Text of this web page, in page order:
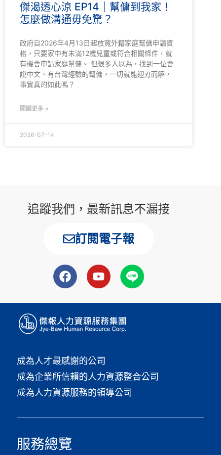
傑渴透心涼 EP14｜幫傭到我家！
怎麼做溝通毋免驚？
政府自2026年4月13日起放寬外籍家庭幫傭申請資
格，只要家中有未滿12歲兒童或符合相關條件，就
有機會申請家庭幫傭。 但很多人以為，找到一位會
說中文、有台灣經驗的幫傭，一切就能迎刃而解，
事實真的如此嗎？
閱讀更多 »
2026-07-14
追蹤我們，最新訊息不漏接
訂閱電子報
成為人才最感謝的公司
成為企業所信賴的人力資源整合公司
成為人力資源服務的領導公司
服務總覽